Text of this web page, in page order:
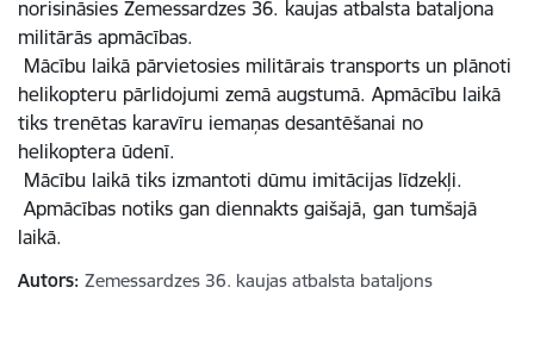
norisināsies Zemessardzes 36. kaujas atbalsta bataljona
militārās apmācības.
Mācību laikā pārvietosies militārais transports un plānoti
helikopteru pārlidojumi zemā augstumā. Apmācību laikā
tiks trenētas karavīru iemaņas desantēšanai no
helikoptera ūdenī.
Mācību laikā tiks izmantoti dūmu imitācijas līdzekļi.
Apmācības notiks gan diennakts gaišajā, gan tumšajā
laikā.
Autors: Zemessardzes 36. kaujas atbalsta bataljons